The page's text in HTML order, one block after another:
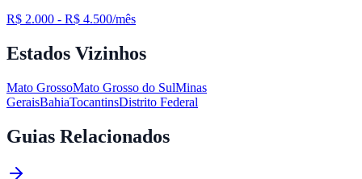
R$ 2.000 - R$ 4.500/mês
Estados Vizinhos
Mato GrossoMato Grosso do SulMinas
GeraisBahiaTocantinsDistrito Federal
Guias Relacionados